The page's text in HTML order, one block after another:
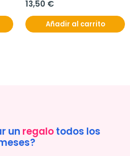
13,50 €
Añadir al carrito
un regalotodos los